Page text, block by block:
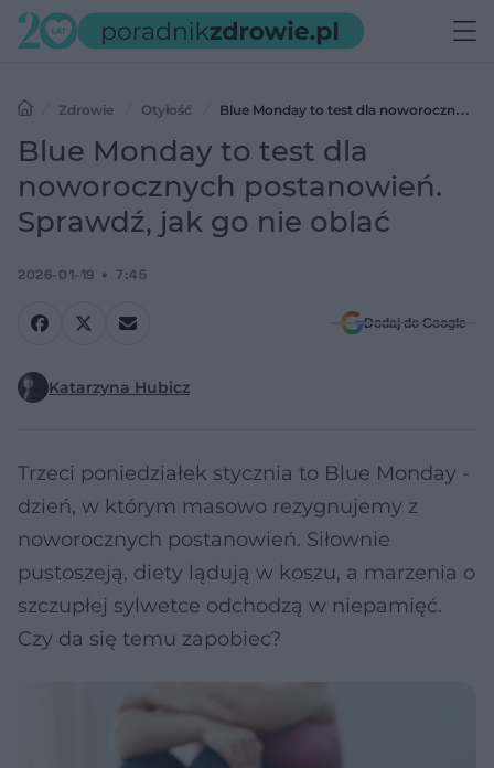
Zdrowie Otyłość
Blue Monday to test dla noworocznych
postanowień. Sprawdź, jak go nie oblać
Blue Monday to test dla
noworocznych postanowień.
Sprawdź, jak go nie oblać
2026-01-19 7:45
Dodaj do Google
Katarzyna Hubicz
Trzeci poniedziałek stycznia to Blue Monday -
dzień, w którym masowo rezygnujemy z
noworocznych postanowień. Siłownie
pustoszeją, diety lądują w koszu, a marzenia o
szczupłej sylwetce odchodzą w niepamięć.
Czy da się temu zapobiec?